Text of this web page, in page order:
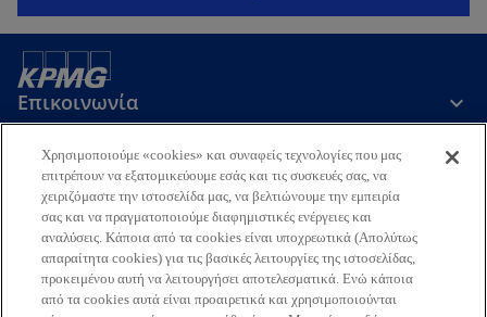
Επικοινωνία
Εταιρεία
Τελευταία Νέα
o
o
o
o
Χρησιμοποιούμε «cookies» και συναφείς τεχνολογίες που μας
επιτρέπουν να εξατομικεύουμε εσάς και τις συσκευές σας, να
χειριζόμαστε την ιστοσελίδα μας, να βελτιώνουμε την εμπειρία
σας και να πραγματοποιούμε διαφημιστικές ενέργειες και
αναλύσεις. Κάποια από τα cookies είναι υποχρεωτικά (Απολύτως
απαραίτητα cookies) για τις βασικές λειτουργίες της ιστοσελίδας,
προκειμένου αυτή να λειτουργήσει αποτελεσματικά. Ενώ κάποια
από τα cookies αυτά είναι προαιρετικά και χρησιμοποιούνται